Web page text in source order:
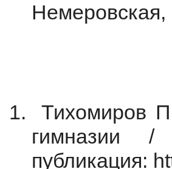
Тихомиров
гимназии /
публикация: